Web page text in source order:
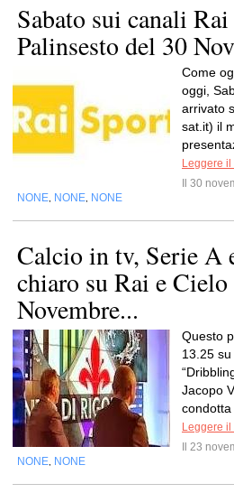
Sabato sui canali
Palinsesto del 30
Come
oggi,
arrivato
sat.it) il
Leggere
Il 30
NONE NONE NONE
Calcio in tv, Serie A
chiaro su Rai e
Novembre...
Questo
13.25
Jacopo
condotta
Leggere
Il 23
NONE NONE